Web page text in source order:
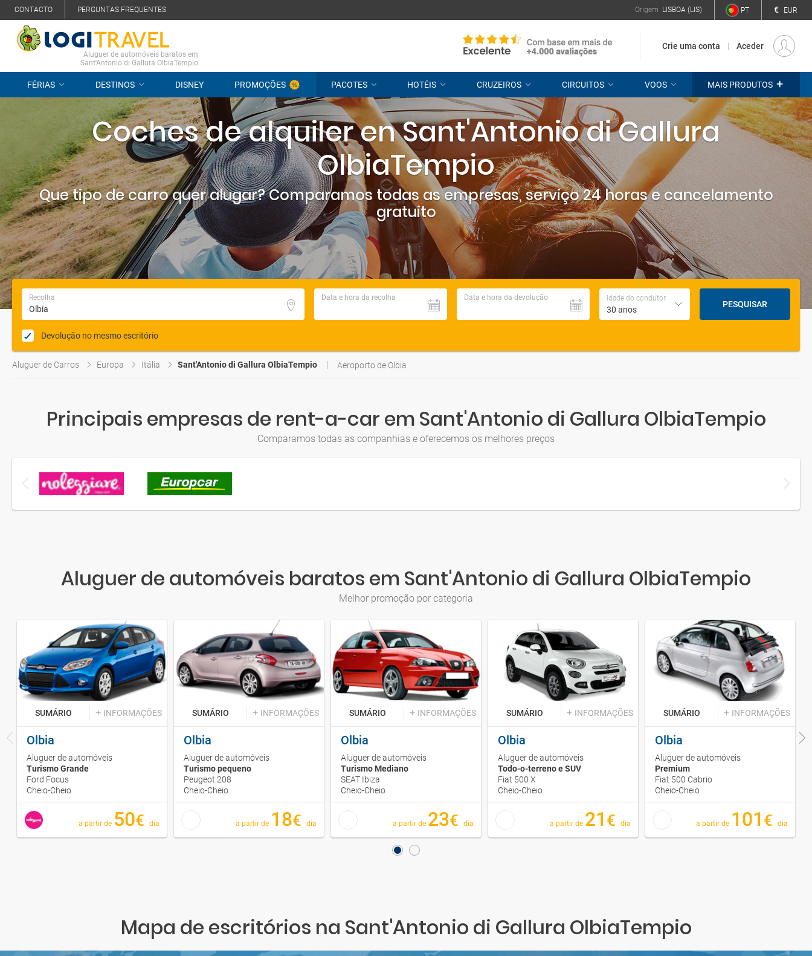
CONTACTO PERGUNTAS FREQUENTES Origem LISBOA (LIS) PT € EUR
Aluguer de automóveis baratos em
Sant'Antonio di Gallura OlbiaTempio
Crie uma conta Aceder
FÉRIAS DESTINOS DISNEY PROMOÇÕES PACOTES HOTÉIS CRUZEIROS CIRCUITOS VOOS MAIS PRODUTOS +
Coches de alquiler en Sant'Antonio di Gallura
OlbiaTempio
Que tipo de carro quer alugar? Comparamos todas as empresas, serviço 24 horas e cancelamento
gratuito
Recolha Data e hora da recolha Data e hora da devolução Idade do condutor
30 anos
PESQUISAR
Devolução no mesmo escritório
Aluguer de Carros Europa Itália Sant'Antonio di Gallura OlbiaTempio Aeroporto de Olbia
Principais empresas de rent-a-car em Sant'Antonio di Gallura OlbiaTempio
Comparamos todas as companhias e oferecemos os melhores preços
Aluguer de automóveis baratos em Sant'Antonio di Gallura OlbiaTempio
Melhor promoção por categoria
SUMÁRIO INFORMAÇÕES
Olbia
Aluguer de automóveis
Turismo Grande
Ford Focus
Cheio-Cheio
a partir de 50€ dia
SUMÁRIO INFORMAÇÕES
Olbia
Aluguer de automóveis
Turismo pequeno
Peugeot 208
Cheio-Cheio
a partir de 18€ dia
SUMÁRIO INFORMAÇÕES
Olbia
Aluguer de automóveis
Turismo Mediano
SEAT Ibiza
Cheio-Cheio
a partir de 23€ dia
SUMÁRIO INFORMAÇÕES
Olbia
Aluguer de automóveis
Todo-o-terreno e SUV
Fiat 500 X
Cheio-Cheio
a partir de 21 € dia
SUMÁRIO INFORMAÇÕES
Olbia
Aluguer de automóveis
Premium
Fiat 500 Cabrio
Cheio-Cheio
a partir de 101 € dia
Mapa de escritórios na Sant'Antonio di Gallura OlbiaTempio